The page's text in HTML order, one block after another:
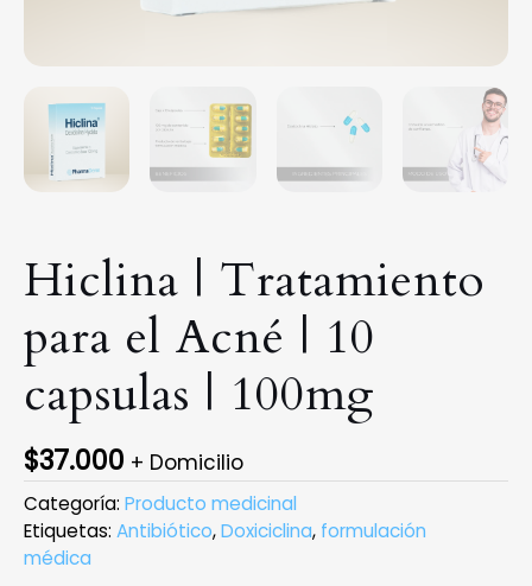
Hiclina | Tratamiento
para el Acné | 10
capsulas | 100mg
$37.000 + Domicilio
Categoría: Producto medicinal
Etiquetas: Antibiótico,Doxiciclina, formulación
médica